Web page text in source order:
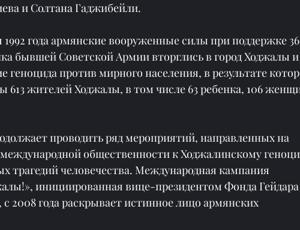
и Солтана Гаджибейли.
1992 года армянские вооруженные силы при поддержке
бывшей Советской Армии вторглись в город Ходжалы и
геноцида против мирного населения, в результате
613 жителей Ходжалы, в том числе 63 ребенка, 106
проводить ряд мероприятий, направленных на
общественности к Ходжалинскому
трагедий человечества. Международная кампания
инициированная вице-президентом Фонда Гейдара
2008 года раскрывает истинное лицо армянских